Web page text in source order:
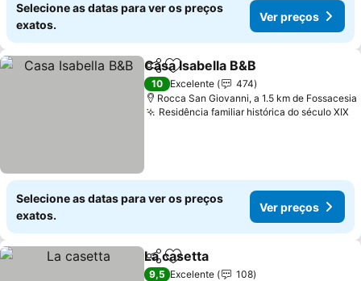
Selecione as datas para ver os preços
exatos.
Ver preços
PartilharAdicionar aos favoritos
Casa Isabella B&B
10 Excelente
474
Rocca San Giovanni, a 1.5 km de Fossacesia
Residência familiar histórica do século XIX
Selecione as datas para ver os preços
exatos.
Ver preços
PartilharAdicionar aos favoritos
La casetta
9,5 Excelente
108